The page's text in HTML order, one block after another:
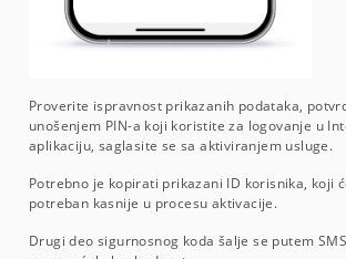
Proverite ispravnost prikazanih podataka,
unošenjem PIN-a koji koristite za logovanje u
aplikaciju, saglasite se sa aktiviranjem usluge.
Potrebno je kopirati prikazani ID korisnika, koji
potreban kasnije u procesu aktivacije.
Drugi deo sigurnosnog koda šalje se putem